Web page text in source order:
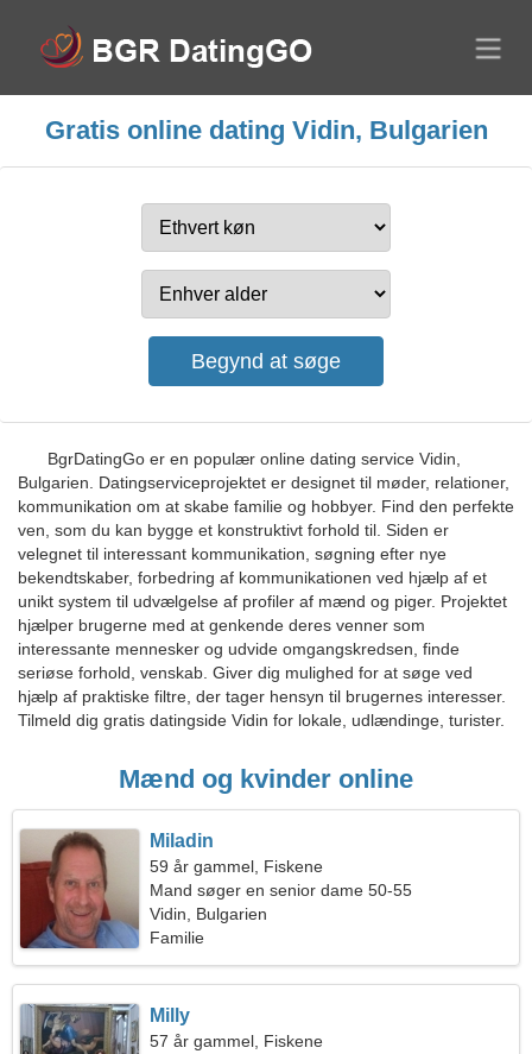
Gratis online dating Vidin, Bulgarien
BgrDatingGo er en populær online dating service Vidin,
Bulgarien. Datingserviceprojektet er designet til møder, relationer,
kommunikation om at skabe familie og hobbyer. Find den perfekte
ven, som du kan bygge et konstruktivt forhold til. Siden er
velegnet til interessant kommunikation, søgning efter nye
bekendtskaber, forbedring af kommunikationen ved hjælp af et
unikt system til udvælgelse af profiler af mænd og piger. Projektet
hjælper brugerne med at genkende deres venner som
interessante mennesker og udvide omgangskredsen, finde
seriøse forhold, venskab. Giver dig mulighed for at søge ved
hjælp af praktiske filtre, der tager hensyn til brugernes interesser.
Tilmeld dig gratis datingside Vidin for lokale, udlændinge, turister.
Mænd og kvinder online
Miladin
59 år gammel, Fiskene
Mand søger en senior dame 50-55
Vidin, Bulgarien
Familie
Milly
57 år gammel, Fiskene